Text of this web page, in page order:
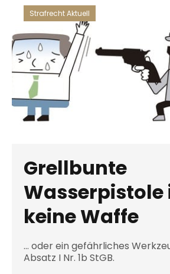
Grellbunte
Wasserpistole
keine Waffe
… oder ein gefährliches
Absatz I Nr. 1b StGB.
Strafrecht Aktuell